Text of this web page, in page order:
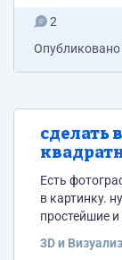
2
Опубликовано
сделать
Есть
в картинку.
простейшие
3D и